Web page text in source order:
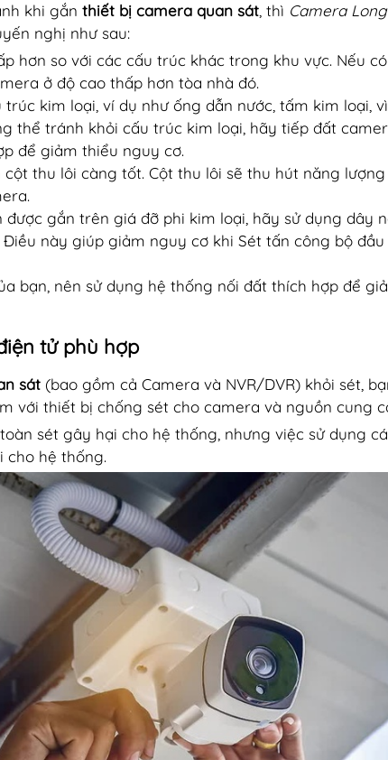
khi gắn thiết bị camera quan sát , thì Camera
nghị như sau:
hơn so với các cấu trúc khác trong khu vực. Nếu
ở độ cao thấp hơn tòa nhà đó.
kim loại, ví dụ như ống dẫn nước, tấm kim loại,
thể tránh khỏi cấu trúc kim loại, hãy tiếp đất
để giảm thiểu nguy cơ.
thu lôi càng tốt. Cột thu lôi sẽ thu hút năng
được gắn trên giá đỡ phi kim loại, hãy sử dụng dây
này giúp giảm nguy cơ khi Sét tấn công bộ đầu
bạn, nên sử dụng hệ thống nối đất thích hợp để
tử phù hợp
sát (bao gồm cả Camera và NVR/DVR) khỏi sét,
với thiết bị chống sét cho camera và nguồn cung
sét gây hại cho hệ thống, nhưng việc sử dụng
cho hệ thống.